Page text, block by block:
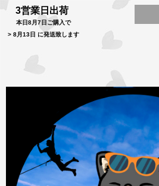
3営業日出荷
本日8月7日 ご購入で
> 8月13日 に発送致します